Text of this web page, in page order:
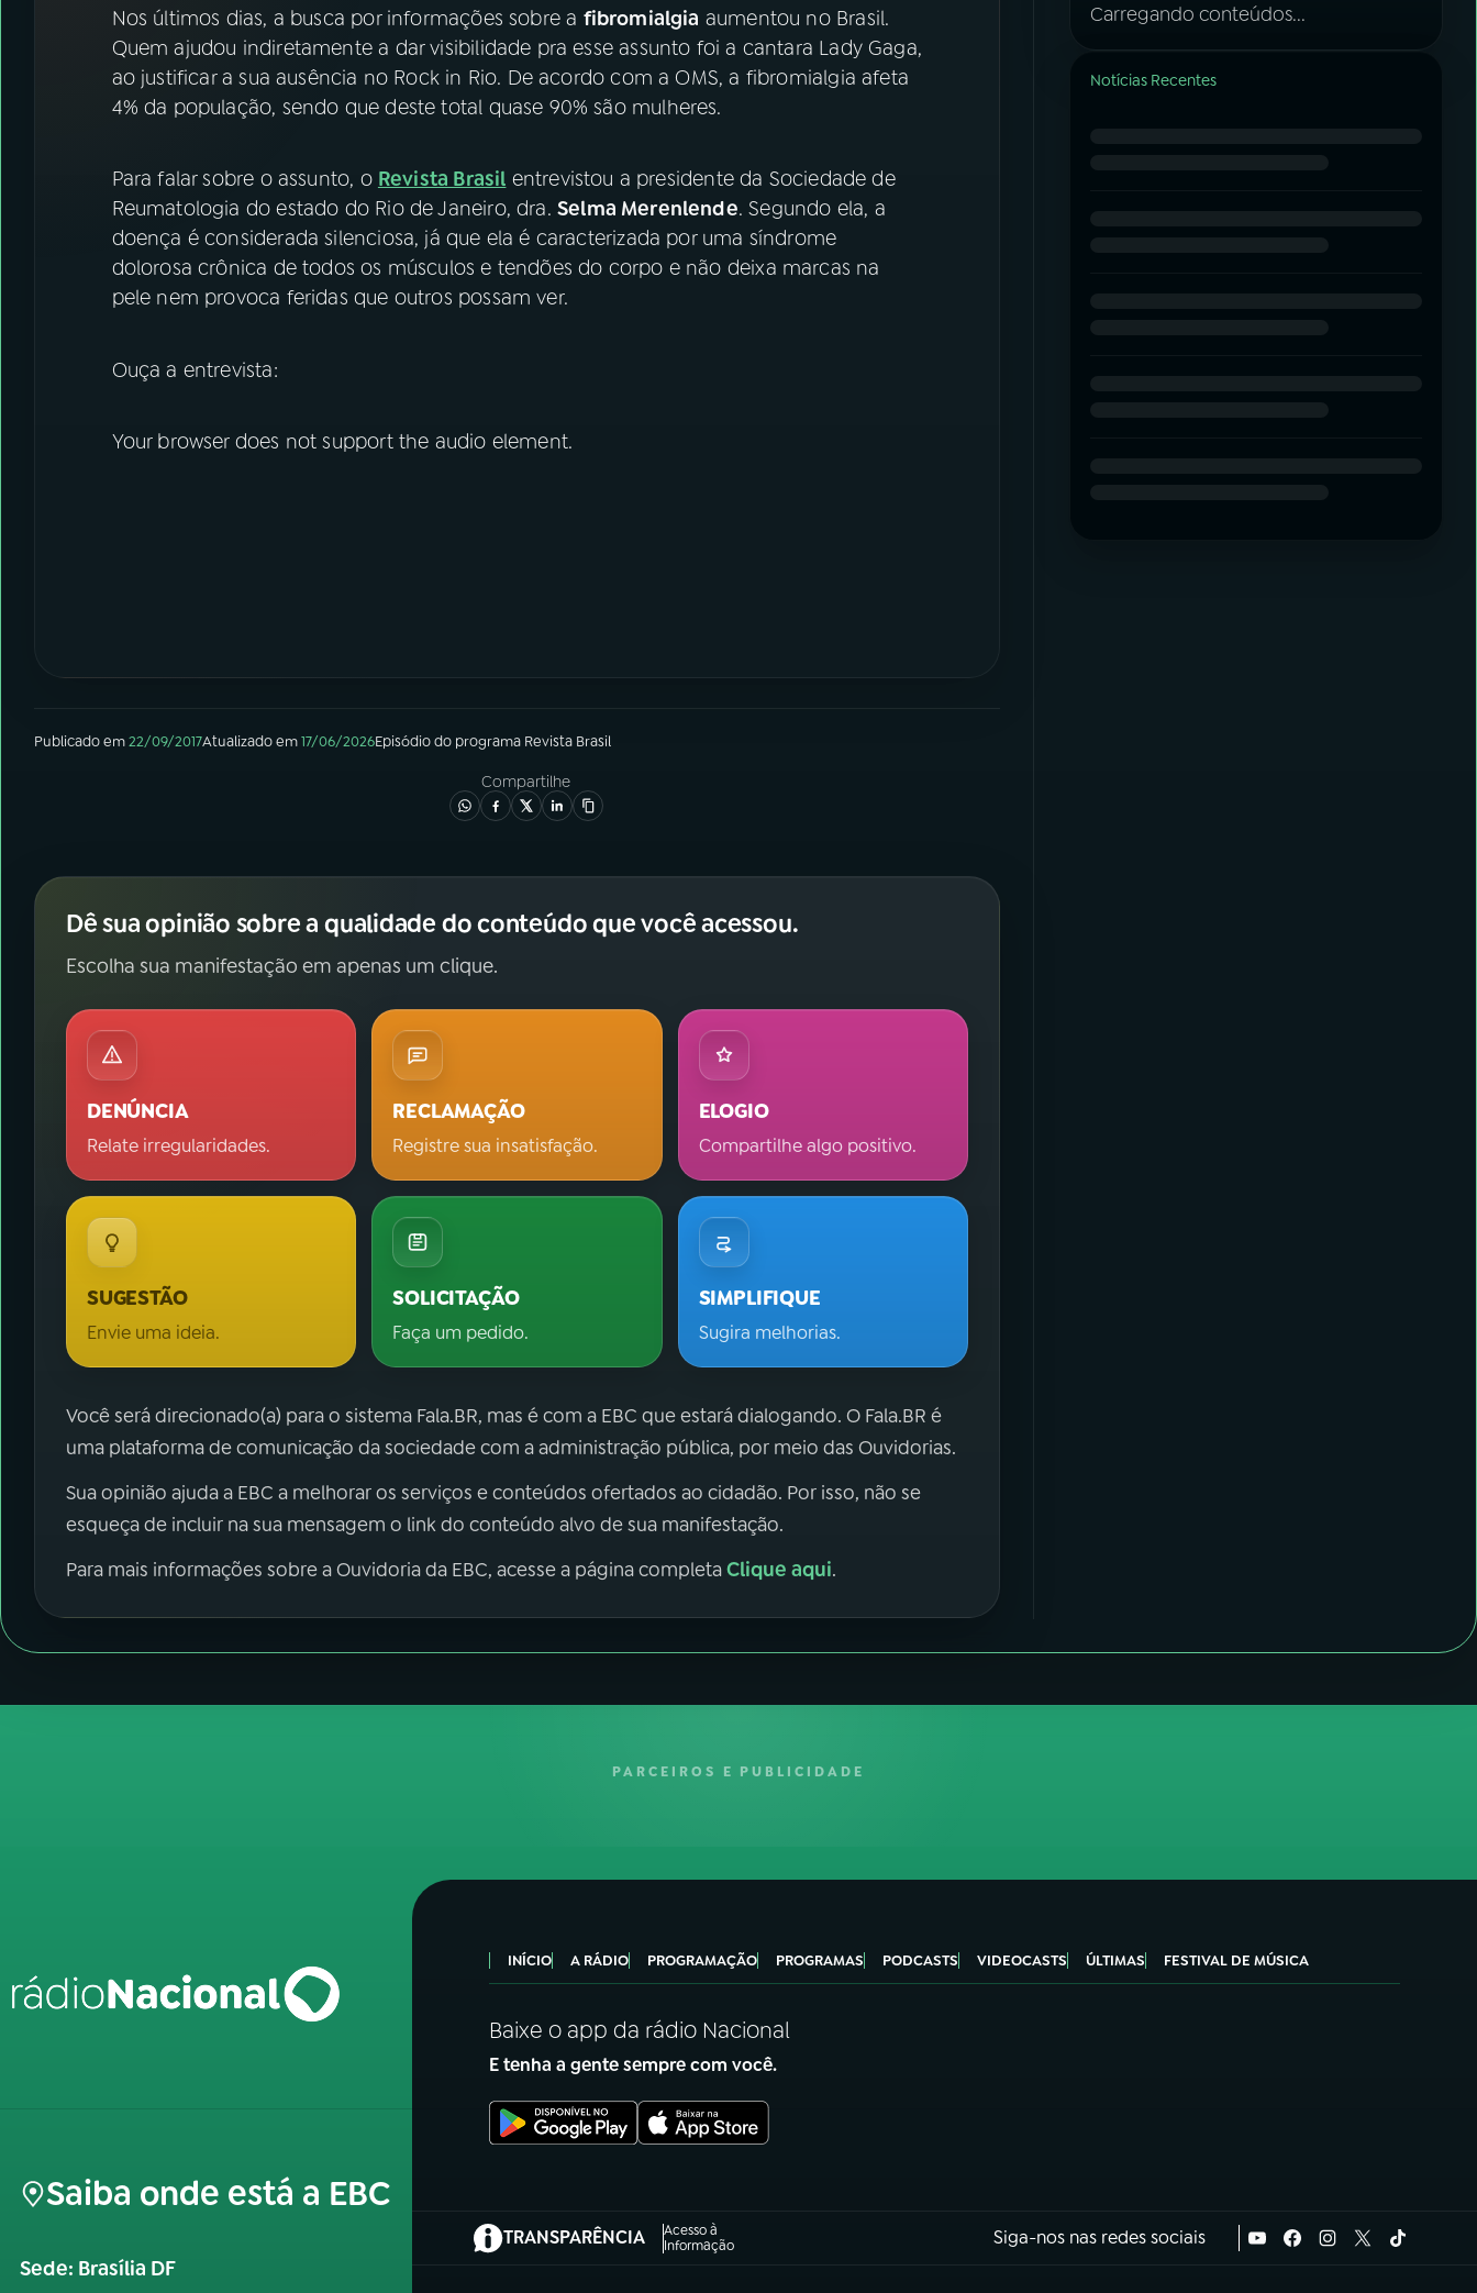
YouTube Facebook
Instagram X
Nos últimos dias, a busca por informações sobre a fibromialgia aumentou no Brasil.
Quem ajudou indiretamente a dar visibilidade pra esse assunto foi a cantara Lady Gaga,
ao justificar a sua ausência no Rock in Rio. De acordo com a OMS, a fibromialgia afeta
4% da população, sendo que deste total quase 90% são mulheres.
Para falar sobre o assunto, o Revista Brasil entrevistou a presidente da Sociedade de
Reumatologia do estado do Rio de Janeiro, dra. Selma Merenlende. Segundo ela, a
doença é considerada silenciosa, já que ela é caracterizada por uma síndrome
dolorosa crônica de todos os músculos e tendões do corpo e não deixa marcas na
pele nem provoca feridas que outros possam ver.
Ouça a entrevista:
Your browser does not support the audio element.
Publicado em22/09/2017Atualizado em17/06/2026Episódiodo programa Revista Brasil
Compartilhe
Dê sua opinião sobre a qualidade do conteúdo que você acessou.
Escolha sua manifestação em apenas um clique.
DENÚNCIA
Relate irregularidades.
RECLAMAÇÃO
Registre sua insatisfação.
ELOGIO
Compartilhe algo positivo.
SUGESTÃO
Envie uma ideia.
SOLICITAÇÃO
Faça um pedido.
SIMPLIFIQUE
Sugira melhorias.
Você será direcionado(a) para o sistema Fala.BR, mas é com a EBC que estará dialogando. O Fala.BR é
uma plataforma de comunicação da sociedade com a administração pública, por meio das Ouvidorias.
Sua opinião ajuda a EBC a melhorar os serviços e conteúdos ofertados ao cidadão. Por isso, não se
esqueça de incluir na sua mensagem o link do conteúdo alvo de sua manifestação.
Para mais informações sobre a Ouvidoria da EBC, acesse a página completaClique aqui.
Carregando conteúdos...
Notícias Recentes
PARCEIROS E PUBLICIDADE
Saiba onde está a EBC
Sede: Brasília DF
INÍCIO A RÁDIO PROGRAMAÇÃO PROGRAMAS PODCASTS VIDEOCASTS ÚLTIMAS FESTIVAL DE MÚSICA
Baixe o app da rádio Nacional
E tenha a gente sempre com você.
TRANSPARÊNCIA
Acesso à
Informação
(abre em nova aba) Siga-nos nas redes sociais